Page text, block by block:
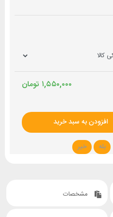
تومان ۱,۵۵۰,۰۰۰
افزودن به سبد خرید
بله خیر
مشخصات